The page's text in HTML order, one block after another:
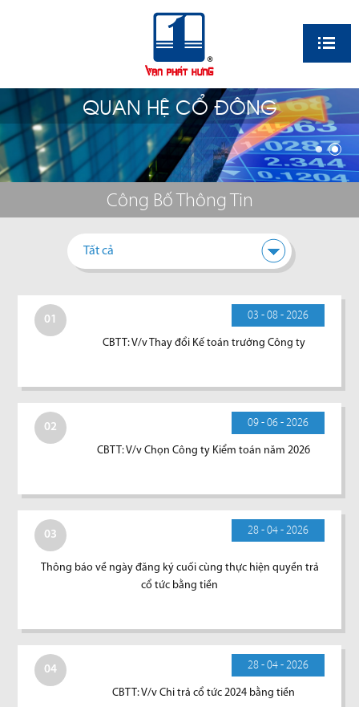
QUAN HỆ CỔ ĐÔNG
Công Bố Thông Tin
Tất cả
01 03 - 08 - 2026
CBTT: V/v Thay đổi Kế toán trưởng Công ty
02 09 - 06 - 2026
CBTT: V/v Chọn Công ty Kiểm toán năm 2026
03 28 - 04 - 2026
Thông báo về ngày đăng ký cuối cùng thực hiện quyền trả
cổ tức bằng tiền
04 28 - 04 - 2026
CBTT: V/v Chi trả cổ tức 2024 bằng tiền